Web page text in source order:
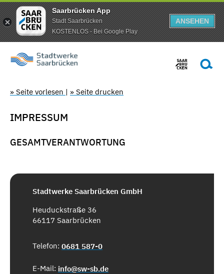
Saarbrücken App
Stadt Saarbrücken
KOSTENLOS - Bei Google Play
ANSEHEN
» Seite vorlesen | » Seite drucken
IMPRESSUM
GESAMTVERANTWORTUNG
Stadtwerke Saarbrücken GmbH
Heuduckstraße 36
66117 Saarbrücken
Telefon: 0681 587-0
E-Mail: info@sw-sb.de